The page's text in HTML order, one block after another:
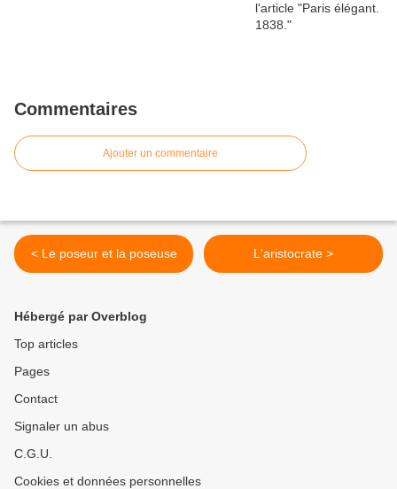
Commentaires
Ajouter un commentaire
< Le poseur et la poseuse L'aristocrate >
Hébergé par Overblog
Top articles
Pages
Contact
Signaler un abus
C.G.U.
Cookies et données personnelles